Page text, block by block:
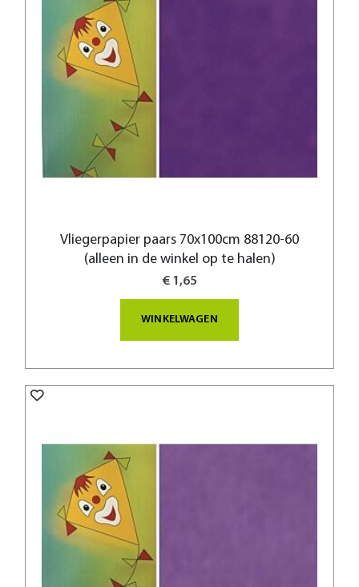
Vliegerpapier paars 70x100cm 88120-60
(alleen in de winkel op te halen)
€ 1,65
WINKELWAGEN